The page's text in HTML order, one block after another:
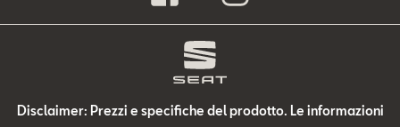
Disclaimer: Prezzi e specifiche del prodotto. Le informazioni